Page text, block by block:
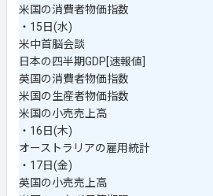
米国の消費者物価指数
・15日(水)
米中首脳会談
日本の四半期GDP[速報値]
英国の消費者物価指数
米国の生産者物価指数
米国の小売売上高
・16日(木)
オーストラリアの雇用統計
・17日(金)
英国の小売売上高